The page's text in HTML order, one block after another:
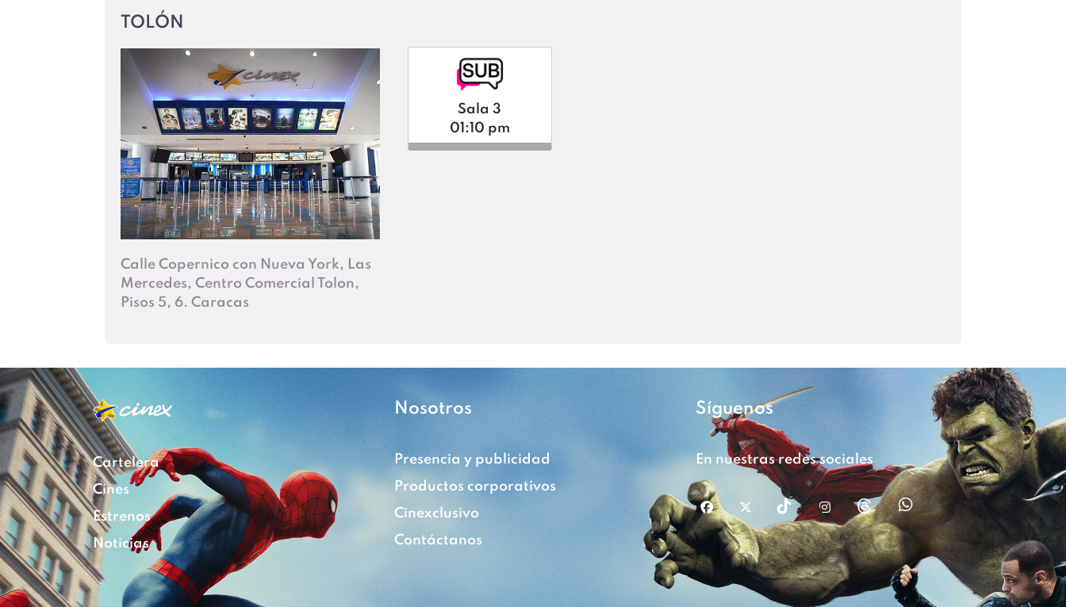
TOLÓN
Calle Copernico con Nueva York, Las
Mercedes, Centro Comercial Tolon,
Pisos 5, 6. Caracas
Sala 3
01:10 pm
Cartelera
Cines
Estrenos
Noticias
Nosotros
Presencia y publicidad
Productos corporativos
Cinexclusivo
Contáctanos
Síguenos
En nuestras redes sociales